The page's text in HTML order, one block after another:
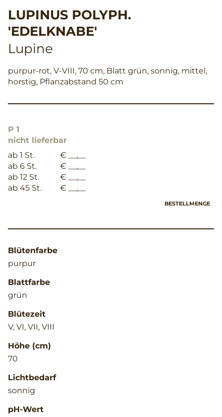
LUPINUS POLYPH.
'EDELKNABE'
Lupine
purpur-rot, V-VIII, 70 cm, Blatt grün, sonnig, mittel,
horstig, Pflanzabstand 50 cm
P 1
nicht lieferbar
ab 1 St.
€ __,__
ab 6 St.
€ __,__
ab 12 St.
€ __,__
ab 45 St.
€ __,__
BESTELLMENGE
Blütenfarbe
purpur
Blattfarbe
grün
Blütezeit
V, VI, VII, VIII
Höhe (cm)
70
Lichtbedarf
sonnig
pH-Wert